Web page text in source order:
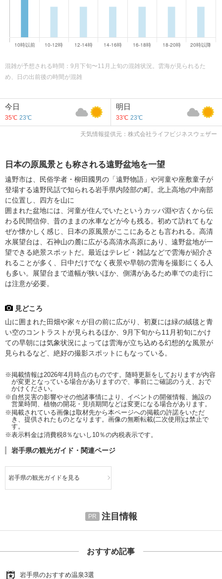
混雑が予想される時間：9月下旬〜11月上旬の混雑状況。雲海が見られるた
め、日の出前後の時間が混雑
今日
35℃ 23℃
明日
33℃ 23℃
天気情報提供元：株式会社ライフビジネスウェザー
日本の原風景とも称される遠野盆地を一望
遠野市は、民俗学者・柳田國男の「遠野物語」や河童や座敷童子が
登場する遠野民話で知られる岩手県内陸部の町。北上高地の中南部
に位置し、四方を山に
囲まれた盆地には、河童が住んでいたというカッパ淵や古くから伝
わる民間信仰、昔のままの水車などが今も残る。初めて訪れてもな
ぜか懐かしく感じ、日本の原風景がここにあるとも言われる。高清
水展望台は、石神山の麓に広がる高清水高原にあり、遠野盆地が一
望できる絶景スポットだ。最近はテレビ・雑誌などで雲海が紹介さ
れることが多く、日中だけでなく夜景や早朝の雲海を撮影にくる人
も多い。展望台まで道幅が狭いほか、側溝があるため車での走行に
は注意が必要。
見どころ
山に囲まれた田畑や家々が目の前に広がり、初夏には緑の絨毯と青
い空のコントラストが見られるほか、9月下旬から11月初旬にかけ
ての早朝には気象状況によっては雲海が立ち込める幻想的な風景が
見られるなど、絶好の撮影スポットにもなっている。
※掲載情報は2026年4月時点のものです。随時更新をしておりますが内容
が変更となっている場合がありますので、事前にご確認のうえ、おで
かけください。
※自然災害の影響やその他諸事情により、イベントの開催情報、施設の
営業時間、植物の開花・見頃期間などは変更になる場合があります。
※掲載されている画像は取材先から本ページへの掲載の許諾をいただ
き、提供されたものとなります。画像の無断転載(二次使用)は禁止で
す。
※表示料金は消費税8％ないし10％の内税表示です。
岩手県の観光ガイド・関連ページ
岩手県の観光ガイドを見る
注目情報
おすすめ記事
岩手県のおすすめ温泉3選